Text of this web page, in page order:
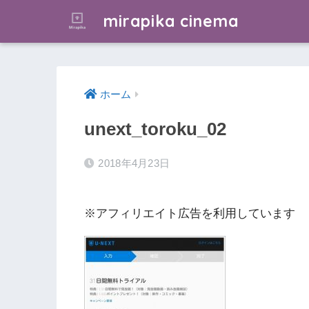
mirapika cinema
ホーム
unext_toroku_02
2018年4月23日
※アフィリエイト広告を利用しています